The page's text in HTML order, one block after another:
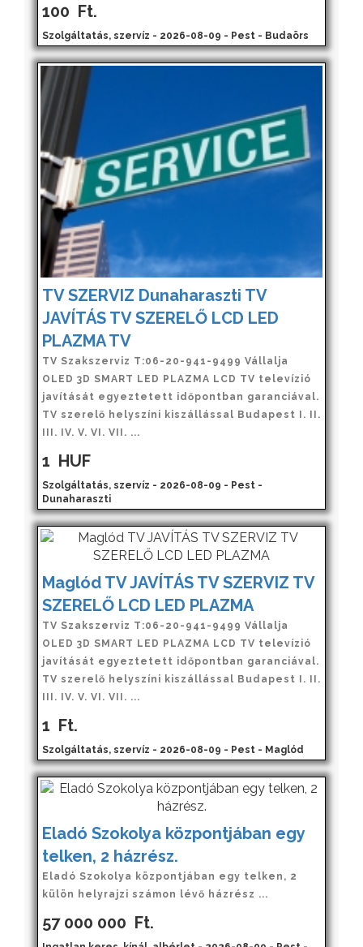
100 Ft.
Szolgáltatás, szervíz - 2026-08-09 - Pest - Budaörs
TV SZERVIZ Dunaharaszti TV
JAVÍTÁS TV SZERELŐ LCD LED
PLAZMA TV
TV Szakszerviz T:06-20-941-9499 Vállalja
OLED 3D SMART LED PLAZMA LCD TV televízió
javítását egyeztetett időpontban garanciával.
TV szerelő helyszíni kiszállással Budapest I. II.
III. IV. V. VI. VII. ...
1 HUF
Szolgáltatás, szervíz - 2026-08-09 - Pest -
Dunaharaszti
Maglód TV JAVÍTÁS TV SZERVIZ TV
SZERELŐ LCD LED PLAZMA
TV Szakszerviz T:06-20-941-9499 Vállalja
OLED 3D SMART LED PLAZMA LCD TV televízió
javítását egyeztetett időpontban garanciával.
TV szerelő helyszíni kiszállással Budapest I. II.
III. IV. V. VI. VII. ...
1 Ft.
Szolgáltatás, szervíz - 2026-08-09 - Pest - Maglód
Eladó Szokolya központjában egy
telken, 2 házrész.
Eladó Szokolya központjában egy telken, 2
külön helyrajzi számon lévő házrész ...
57 000 000 Ft.